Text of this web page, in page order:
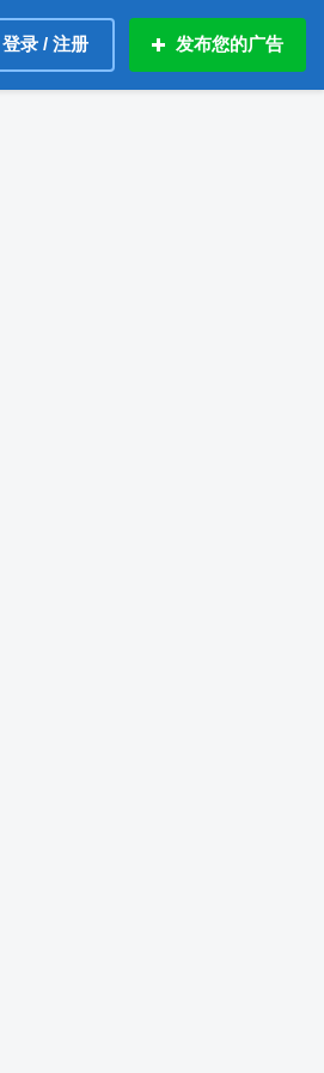
登录 / 注册 发布您的广告